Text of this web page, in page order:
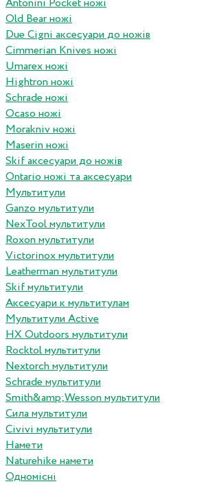
Antonini Pocket ножі
Old Bear ножі
Due Cigni аксесуари до ножів
Cimmerian Knives ножі
Umarex ножі
Hightron ножі
Schrade ножі
Ocaso ножі
Morakniv ножі
Maserin ножі
Skif аксесуари до ножів
Ontario ножі та аксесуари
Мультитули
Ganzo мультитули
NexTool мультитули
Roxon мультитули
Victorinox мультитули
Leatherman мультитули
Skif мультитули
Аксесуари к мультитулам
Мультитули Active
HX Outdoors мультитули
Rocktol мультитули
Nextorch мультитули
Schrade мультитули
Smith&amp;Wesson мультитули
Сила мультитули
Civivi мультитули
Намети
Naturehike намети
Одномісні